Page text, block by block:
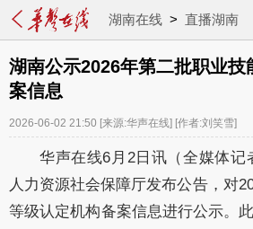
湖南在线> 直播湖南
湖南公示2026年第二批职业技
案信息
2026-06-02 21:50 [来源:华声在线] [作者:刘笑雪]
华声在线6月2日讯（全媒体记
人力资源社会保障厅发布公告，对
等级认定机构备案信息进行公示。